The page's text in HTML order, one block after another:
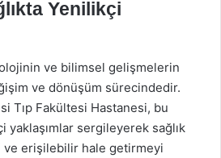
Yenilikçi
ve bilimsel gelişmelerin
ve dönüşüm sürecindedir.
Tıp Fakültesi Hastanesi, bu
yaklaşımlar sergileyerek sağlık
erişilebilir hale getirmeyi